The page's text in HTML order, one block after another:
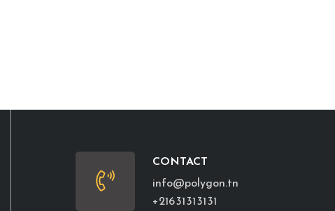
CONTACT
info@polygon.tn
+216 31 31 31 31